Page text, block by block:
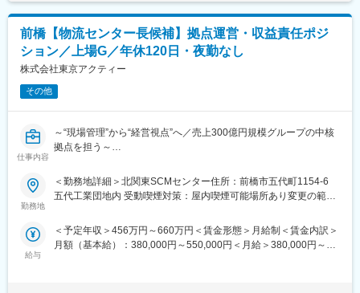
見据えて長くキャリアを築けます。データセンターやリニューア
ル工事でも高い評価を獲得し、脱炭素社会の実現にも積極的に取
り組んでいます。入社後は既存メンバーと連携しながら業務を把
握していただくため、いきなり一人で抱え込むことはありませ
ん。会社運営に直結する重要なテーマに携われるため、法務とし
ての存在価値を実感しやすいポジションです。
※行政との協議等も同時に行います。
【設計監理】
◇工程ごとの法定検査、品質検査の対応
■組織構成：
としてプレイングマネージャーを務めていただく方を募集してお
ります。
■福利厚生：
育休取得も推進しており復帰社員もおります。
時を1時間半早めることが可能です。
前橋【物流センター長候補】拠点運営・収益責任ポジ
ション／上場G／年休120日・夜勤なし
株式会社東京アクティー
その他
仕事内容
～“現場管理”から“経営視点”へ／売上300億円規模グループの中核
拠点を担う～
■ポジション概要：
食品や飲料などの生活必需品を取り扱う物流センターにて、拠点
全体の運営・収益を担うセンター長候補としてご活躍いただきま
営視点を持ってマネジメントいただくポジションです。
勤務地
＜勤務地詳細＞北関東SCMセンター住所：前橋市五代町1154-6
五代工業団地内 受動喫煙対策：屋内喫煙可能場所あり変更の範
給与
＜予定年収＞456万円～660万円＜賃金形態＞月給制＜賃金内訳＞
月額（基本給）：380,000円～550,000円＜月給＞380,000円～